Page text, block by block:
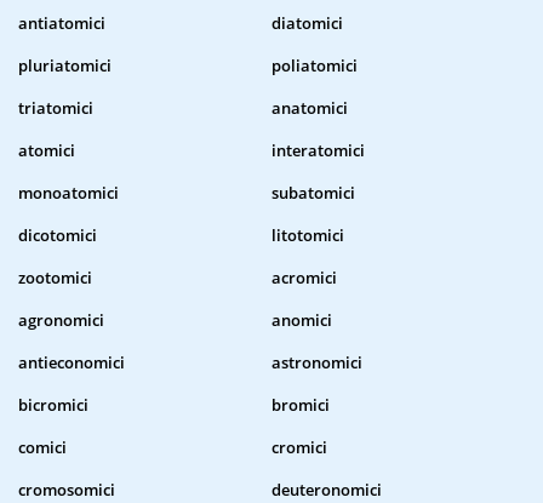
antiatomici
diatomici
pluriatomici
poliatomici
triatomici
anatomici
atomici
interatomici
monoatomici
subatomici
dicotomici
litotomici
zootomici
acromici
agronomici
anomici
antieconomici
astronomici
bicromici
bromici
comici
cromici
cromosomici
deuteronomici